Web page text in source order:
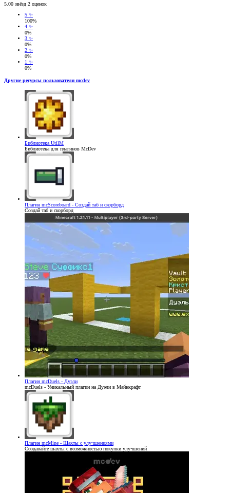
5.00 звёзд 2 оценок
5 ✨
100%
4 ✨
0%
3 ✨
0%
2 ✨
0%
1 ✨
0%
Другие ресурсы пользователя mcdev
Библиотека UtilM
Библиотека для плагинов McDev
Плагин mcScoreboard - Создай таб и скорборд
Создай таб и скорборд
Плагин mcDuels - Дуэли
mcDuels - Уникальный плагин на Дуэли в Майнкрафт
Плагин mcMine - Шахты с улучшениями
Создавайте шахты с возможностью покупки улучшений